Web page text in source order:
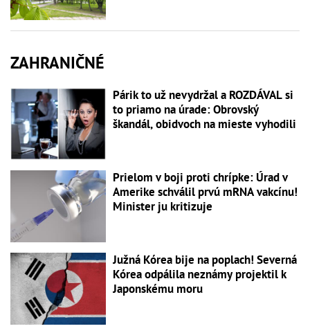
ZAHRANIČNÉ
Párik to už nevydržal a ROZDÁVAL si
to priamo na úrade: Obrovský
škandál, obidvoch na mieste vyhodili
Prielom v boji proti chrípke: Úrad v
Amerike schválil prvú mRNA vakcínu!
Minister ju kritizuje
Južná Kórea bije na poplach! Severná
Kórea odpálila neznámy projektil k
Japonskému moru